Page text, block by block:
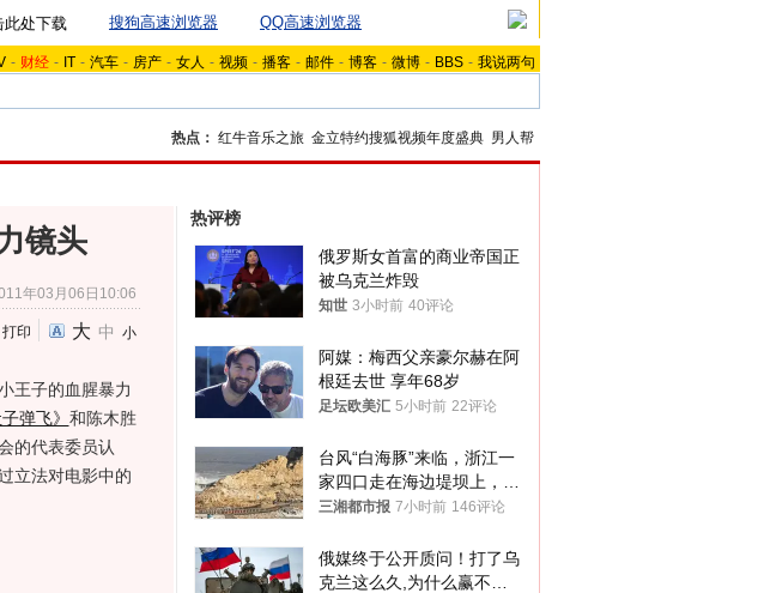
此处下载 搜狗高速浏览器 QQ高速浏览器
- 财经 - IT - 汽车 - 房产 - 女人 - 视频 - 播客 - 邮件 - 博客 - 微博 - BBS - 我说两句
热点： 红牛音乐之旅 金立特约搜狐视频年度盛典 男人帮
镜头
年03月06日10:06
打印 大 中 小
王子的血腥暴力
子弹飞》 和陈木胜
的代表委员认
立法对电影中的
热评榜
俄罗斯女首富的商业帝国正
被乌克兰炸毁
知世 3小时前 40评论
阿媒：梅西父亲豪尔赫在阿
根廷去世 享年68岁
足坛欧美汇 5小时前 22评论
台风“白海豚”来临，浙江一
家四口走在海边堤坝上，其
中9岁男孩被巨浪卷入海
三湘都市报 7小时前 146评论
俄媒终于公开质问！打了乌
克兰这么久,为什么赢不了?